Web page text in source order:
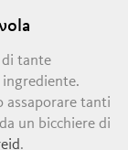
di tante
ingrediente.
assaporare tanti
un bicchiere di
.